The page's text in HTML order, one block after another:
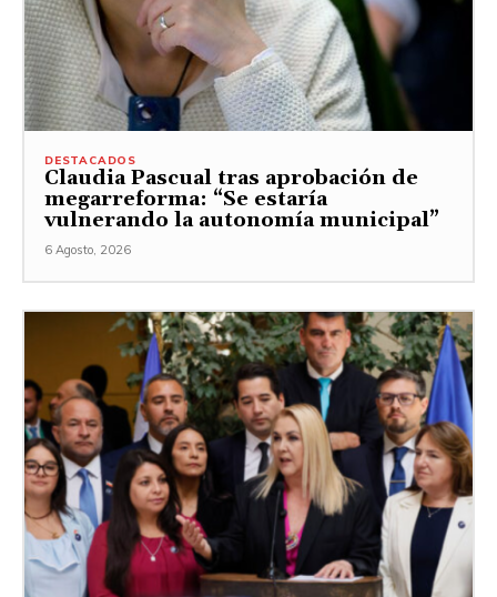
DESTACADOS
Claudia Pascual tras aprobación de
megarreforma: “Se estaría
vulnerando la autonomía municipal”
6 Agosto, 2026